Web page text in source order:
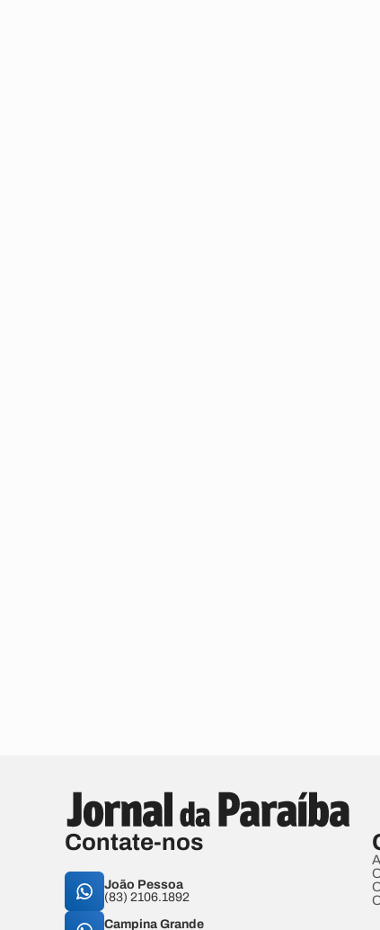
Contate-nos
João Pessoa
(83) 2106.1892
Campina Grande